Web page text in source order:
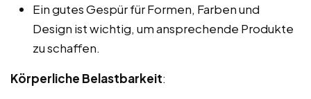
Ein gutes Gespür für Formen, Farben und
Design ist wichtig, um ansprechende Produkte
zu schaffen.
Körperliche Belastbarkeit: